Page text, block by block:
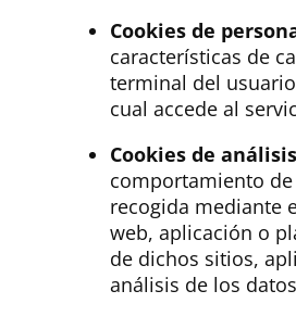
Cookies de
características de
terminal del
cual accede al
Cookies de
comportamiento
recogida mediante
web, aplicación o
de dichos sitios,
análisis de los